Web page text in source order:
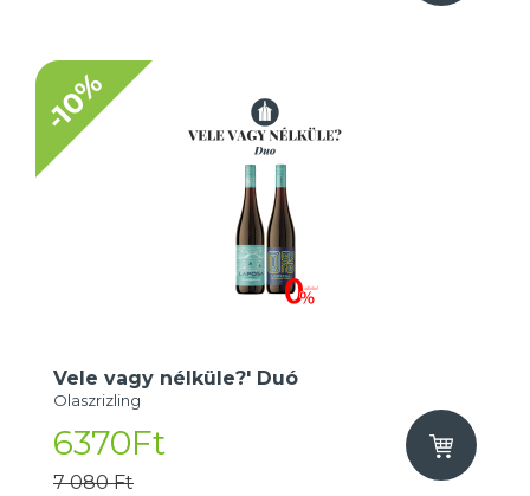
-10%
Vele vagy nélküle?' Duó
Olaszrizling
6370Ft
7 080 Ft